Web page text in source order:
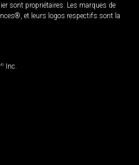
sont propriétaires. Les marques de
et leurs logos respectifs sont la
Inc.